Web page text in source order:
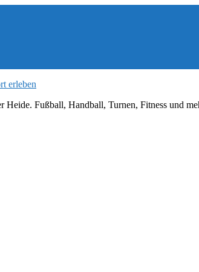
erleben
Fußball, Handball, Turnen, Fitness und